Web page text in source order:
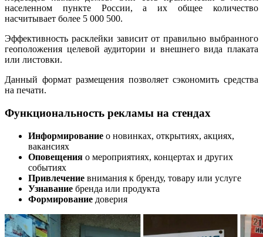
населенном пункте России, а их общее количество
насчитывает более 5 000 500.
Эффективность расклейки зависит от правильно выбранного
геоположения целевой аудитории и внешнего вида плаката
или листовки.
Данный формат размещения позволяет сэкономить средства
на печати.
Функциональность рекламы на стендах
Информирование о новинках, открытиях, акциях,
вакансиях
Оповещения о мероприятиях, концертах и других
событиях
Привлечение внимания к бренду, товару или услуге
Узнавание бренда или продукта
Формирование доверия